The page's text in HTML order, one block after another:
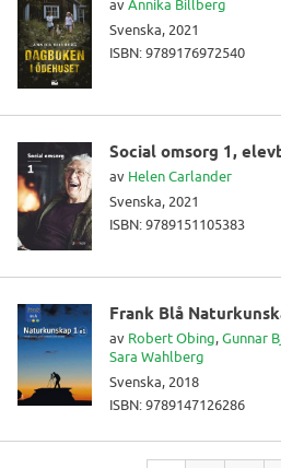
avAnnika Billberg
Svenska, 2021
ISBN: 9789176972540
Social omsorg 1,
av Helen Carlander
Svenska, 2021
ISBN: 9789151105383
Frank Blå
av Robert Obing,Gunnar
Sara Wahlberg
Svenska, 2018
ISBN: 9789147126286